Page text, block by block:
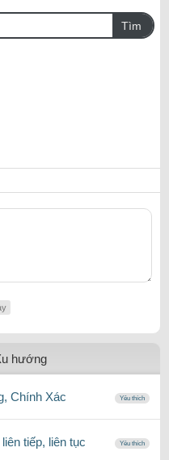
Tìm
hướng
Chính Xác Yêu thích
tiếp, liên tục Yêu thích